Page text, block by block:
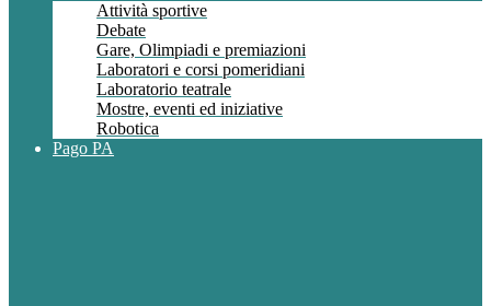
Attività sportive
Debate
Gare, Olimpiadi e premiazioni
Laboratori e corsi pomeridiani
Laboratorio teatrale
Mostre, eventi ed iniziative
Robotica
Pago PA